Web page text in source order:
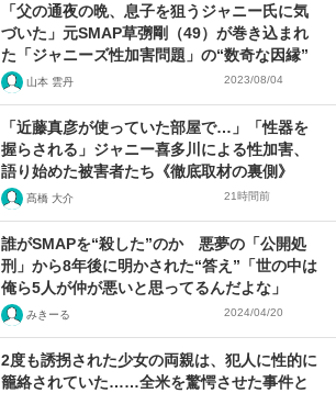
「父の通夜の晩、息子を狙うジャニー氏に気
づいた」元SMAP草彅剛（49）が巻き込まれ
た「ジャニーズ性加害問題」の“数奇な因縁”
山本 雲丹 2023/08/04
「近藤真彦が使っていた部屋で…」「性器を
握らされる」ジャニー喜多川による性加害、
語り始めた被害者たち《徹底取材の裏側》
髙橋 大介 21時間前
誰がSMAPを“殺した”のか 悪夢の「公開処
刑」から8年後に明かされた“答え”「世の中は
俺ら5人が仲が悪いと思ってるんだよな」
みきーる 2024/04/20
2度も誘拐された少女の両親は、犯人に性的に
籠絡されていた……全米を驚愕させた事件と